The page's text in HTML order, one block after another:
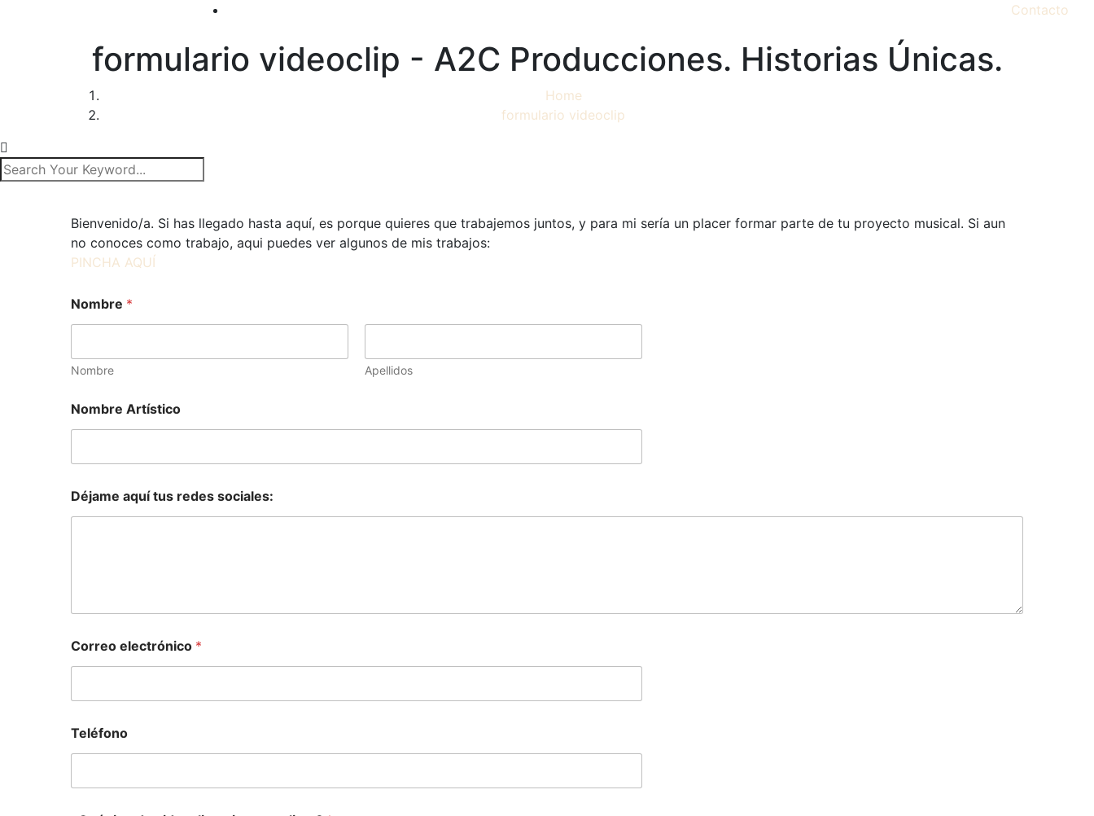
Contacto
formulario videoclip - A2C Producciones. Historias Únicas.
Home
formulario videoclip
Bienvenido/a. Si has llegado hasta aquí, es porque quieres que trabajemos juntos, y para mi sería un placer formar parte de tu proyecto musical. Si aun
no conoces como trabajo, aqui puedes ver algunos de mis trabajos:
PINCHA AQUÍ
Nombre *
Nombre Apellidos
Nombre Artístico
Déjame aquí tus redes sociales:
Correo electrónico *
Teléfono